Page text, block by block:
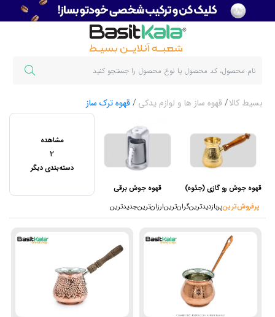
بسیط کالا قهوه ساز ها و لوازم یدکی قهوه ترک ساز
قهوه جوش رو گازی (جذوه) قهوه جوش برقی
مشاهده
2
دسته‌بندی دیگر
پرفروش‌ترین‌پربازدیدترینگران‌ترینارزان‌ترینجدیدترین